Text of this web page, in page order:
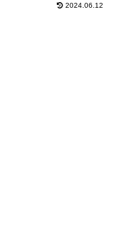
2024.06.12